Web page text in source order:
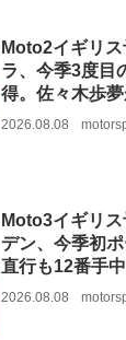
Moto2イギリ
ラ、今季3度目
得。佐々木歩
2026.08.08
Moto3イギリ
デン、今季初
直行も12番手
2026.08.08